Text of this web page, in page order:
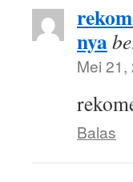
nya
Mei 21,
Balas